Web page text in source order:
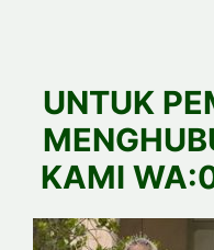
UNTUK
KAMI